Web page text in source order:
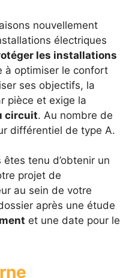
nouvellement
électriques
les installations
à optimiser le confort
ses objectifs, la
pièce et exige la
circuit. Au nombre de
différentiel de type A.
tenu d’obtenir un
projet de
au sein de votre
après une étude
et une date pour le